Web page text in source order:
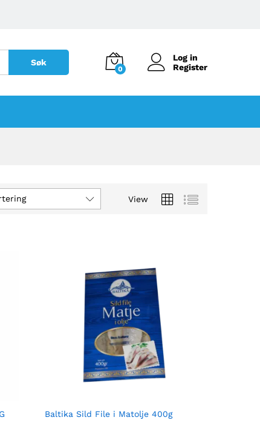
Søk
0
Log in
Register
View
Baltika Sild File i Matolje 400g